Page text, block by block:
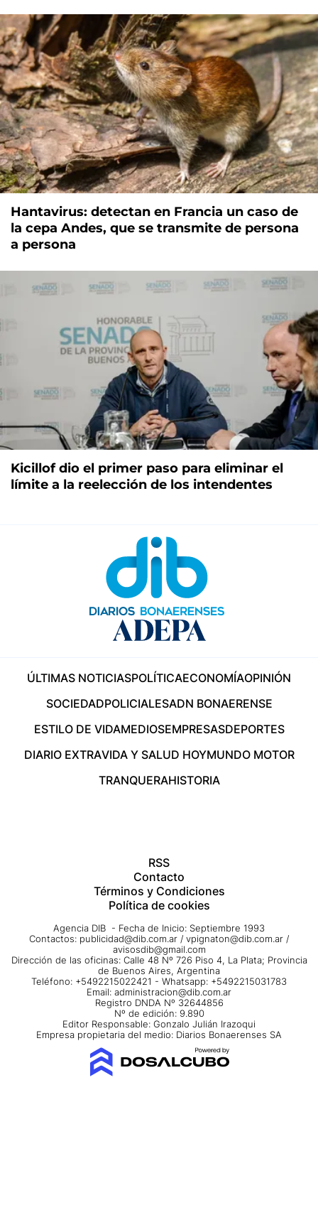
Hantavirus: detectan en Francia un caso de
la cepa Andes, que se transmite de persona
a persona
Kicillof dio el primer paso para eliminar el
límite a la reelección de los intendentes
ÚLTIMAS NOTICIASPOLÍTICAECONOMÍAOPINIÓN
SOCIEDADPOLICIALESADN BONAERENSE
ESTILO DE VIDAMEDIOSEMPRESASDEPORTES
DIARIO EXTRAVIDA Y SALUD HOYMUNDO MOTOR
TRANQUERAHISTORIA
RSS
Contacto
Términos y Condiciones
Política de cookies
Agencia DIB - Fecha de Inicio: Septiembre 1993
Contactos: publicidad@dib.com.ar / vpignaton@dib.com.ar /
avisosdib@gmail.com
Dirección de las oficinas: Calle 48 Nº 726 Piso 4, La Plata; Provincia
de Buenos Aires, Argentina
Teléfono: +5492215022421 - Whatsapp: +5492215031783
Email: administracion@dib.com.ar
Registro DNDA Nº 32644856
Nº de edición: 9.890
Editor Responsable: Gonzalo Julián Irazoqui
Empresa propietaria del medio: Diarios Bonaerenses SA